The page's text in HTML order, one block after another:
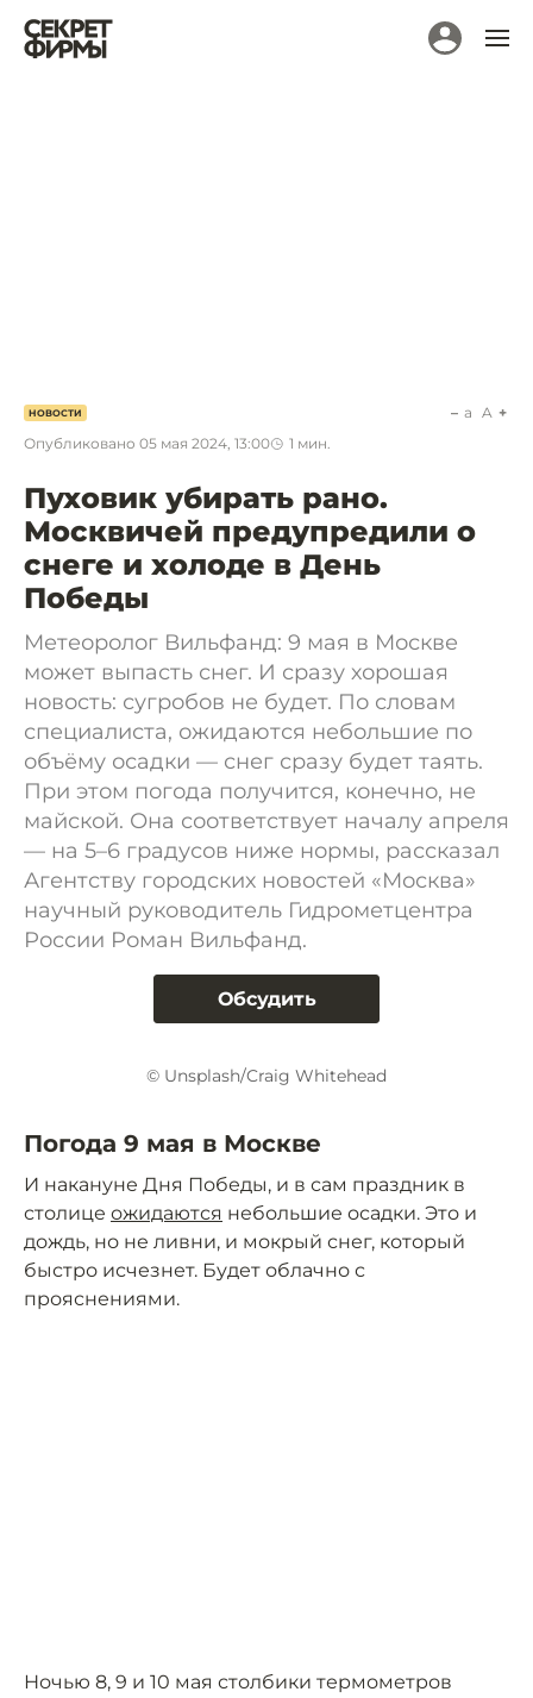
НОВОСТИ
Опубликовано 05 мая 2024, 13:00 1 мин.
a A
Пуховик убирать рано.
Москвичей предупредили о
снеге и холоде в День
Победы
Метеоролог Вильфанд: 9 мая в Москве
может выпасть снег. И сразу хорошая
новость: сугробов не будет. По словам
специалиста, ожидаются небольшие по
объёму осадки — снег сразу будет таять.
При этом погода получится, конечно, не
майской. Она соответствует началу апреля
— на 5–6 градусов ниже нормы, рассказал
Агентству городских новостей «Москва»
научный руководитель Гидрометцентра
России Роман Вильфанд.
Обсудить
© Unsplash/Craig Whitehead
Погода 9 мая в Москве
И накануне Дня Победы, и в сам праздник в
столице ожидаются небольшие осадки. Это и
дождь, но не ливни, и мокрый снег, который
быстро исчезнет. Будет облачно с
прояснениями.
Ночью 8, 9 и 10 мая столбики термометров